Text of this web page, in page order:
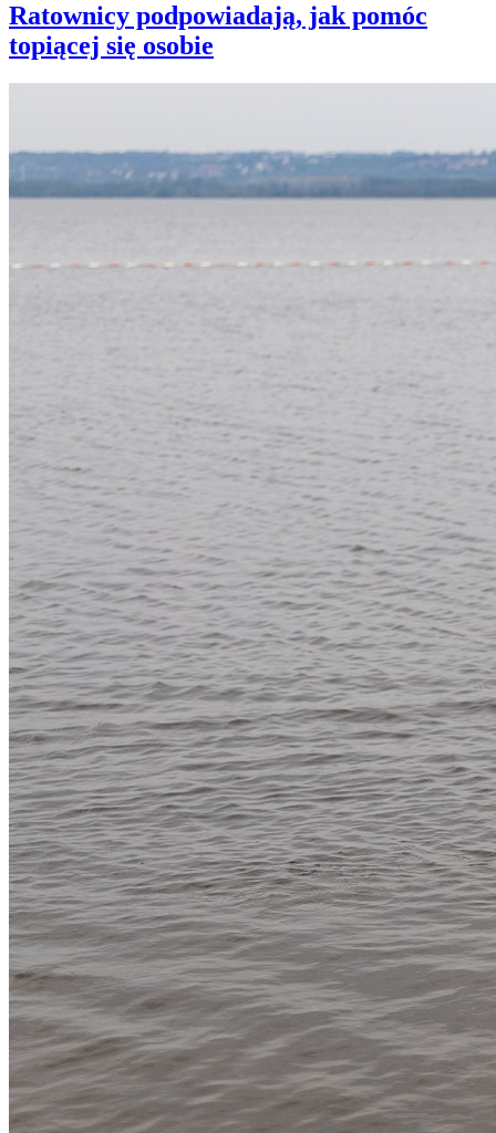
Ratownicy podpowiadają, jak pomóc
topiącej się osobie